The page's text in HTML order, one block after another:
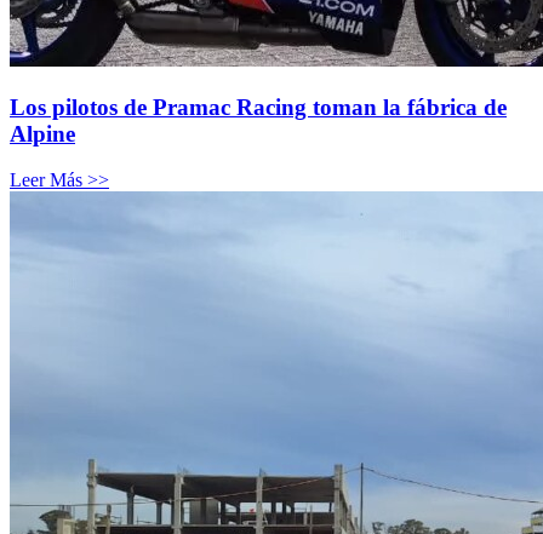
Los pilotos de Pramac Racing toman la fábrica de
Alpine
Leer Más >>